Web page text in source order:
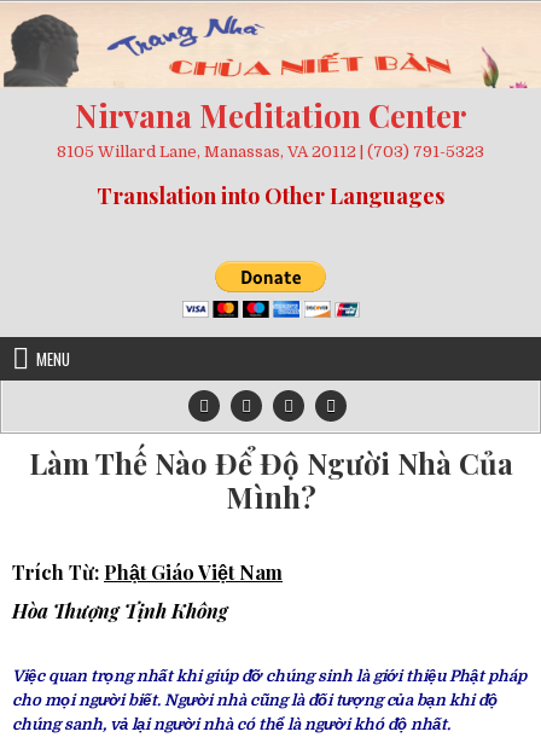
to
content
Nirvana Meditation Center
8105 Willard Lane, Manassas, VA 20112 | (703) 791-5323
Translation into Other Languages
MENU
Làm Thế Nào Để Độ Người Nhà Của
Mình?
Trích Từ: Phật Giáo Việt Nam
Hòa Thượng Tịnh Không
Việc quan trọng nhất khi giúp đỡ chúng sinh là giới thiệu Phật pháp
cho mọi người biết. Người nhà cũng là đối tượng của bạn khi độ
chúng sanh, vả lại người nhà có thể là người khó độ nhất.